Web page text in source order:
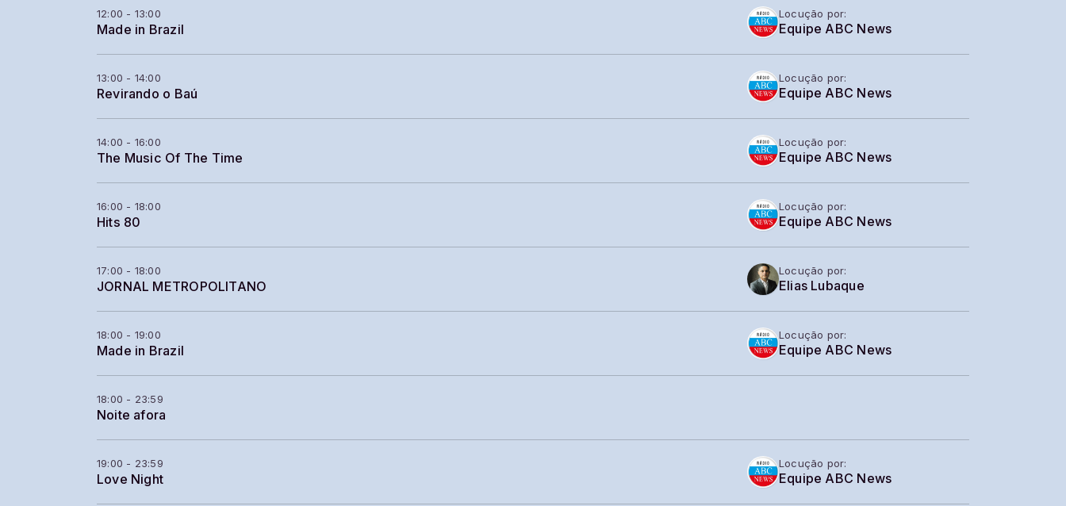
12:00 - 13:00
Made in Brazil
Locução por:
Equipe ABC News
13:00 - 14:00
Revirando o Baú
Locução por:
Equipe ABC News
14:00 - 16:00
The Music Of The Time
Locução por:
Equipe ABC News
16:00 - 18:00
Hits 80
Locução por:
Equipe ABC News
17:00 - 18:00
JORNAL METROPOLITANO
Locução por:
Elias Lubaque
18:00 - 19:00
Made in Brazil
Locução por:
Equipe ABC News
18:00 - 23:59
Noite afora
19:00 - 23:59
Love Night
Locução por:
Equipe ABC News